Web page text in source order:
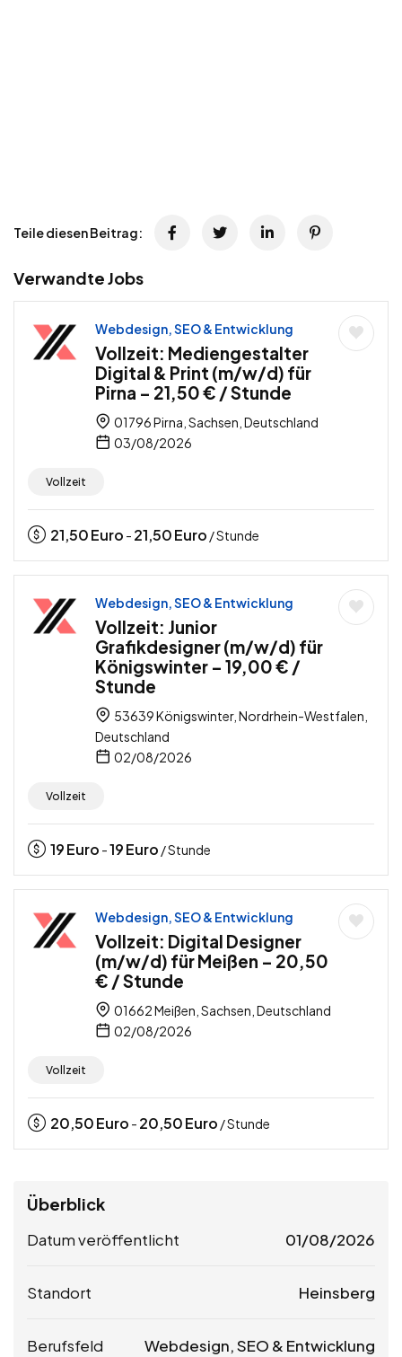
Teile diesen Beitrag:
Verwandte Jobs
Webdesign, SEO & Entwicklung
Vollzeit: Mediengestalter
Digital & Print (m/w/d) für
Pirna – 21,50 € / Stunde
01796 Pirna, Sachsen, Deutschland
03/08/2026
Vollzeit
21,50Euro - 21,50Euro / Stunde
Webdesign, SEO & Entwicklung
Vollzeit: Junior
Grafikdesigner (m/w/d) für
Königswinter – 19,00 € /
Stunde
53639 Königswinter, Nordrhein-Westfalen,
Deutschland
02/08/2026
Vollzeit
19Euro -19Euro / Stunde
Webdesign, SEO & Entwicklung
Vollzeit: Digital Designer
(m/w/d) für Meißen – 20,50
€ / Stunde
01662 Meißen, Sachsen, Deutschland
02/08/2026
Vollzeit
20,50Euro - 20,50Euro / Stunde
Überblick
Datum veröffentlicht 01/08/2026
Standort Heinsberg
Berufsfeld Webdesign, SEO & Entwicklung